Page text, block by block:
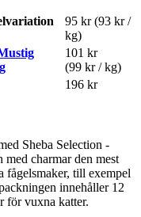
95 kr (93 kr /
kg)
101 kr
(99 kr / kg)
196 kr
Sheba Selection -
charmar den mest
fågelsmaker, till exempel
innehåller 12
för vuxna katter.